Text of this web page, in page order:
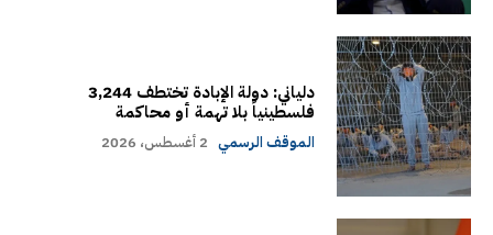
دلياني: دولة الإبادة تختطف 3,244
فلسطينياً بلا تهمة أو محاكمة
الموقف الرسمي 2 أغسطس، 2026